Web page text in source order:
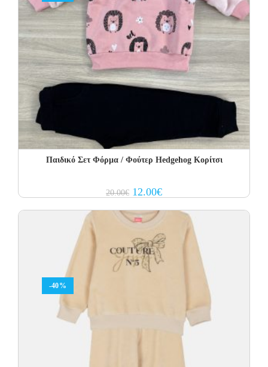
Παιδικό Σετ Φόρμα / Φούτερ Hedgehog Κορίτσι
20.00€ Original
price
20.00€.
12.00€Current
price
12.00€.
-40%